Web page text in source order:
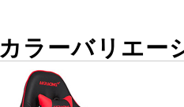
カラーバリエー